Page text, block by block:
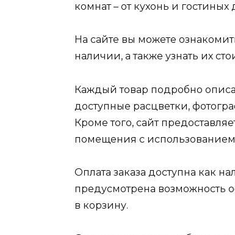
комнат – от кухонь и
На сайте вы можете
наличии, а также узнать их
Каждый товар подробно
доступные расцветки,
Кроме того, сайт
помещения с использованием
Оплата заказа доступна как
предусмотрена возможность
в корзину.